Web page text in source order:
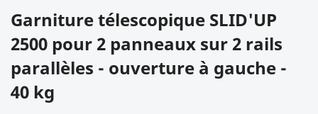
Garniture télescopique SLID'UP
2500 pour 2 panneaux sur 2 rails
parallèles - ouverture à gauche -
40 kg